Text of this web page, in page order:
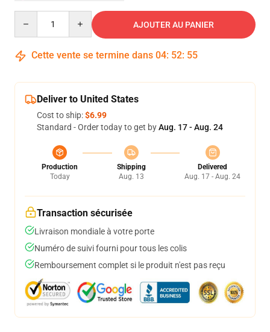
AJOUTER AU PANIER
Cette vente se termine dans 04: 52: 54
Deliver to United States
Cost to ship:$6.99
Standard - Order today to get byAug. 17 - Aug. 24
Production
Today
Shipping
Aug. 13
Delivered
Aug. 17 - Aug. 24
Transaction sécurisée
Livraison mondiale à votre porte
Numéro de suivi fourni pour tous les colis
Remboursement complet si le produit n'est pas reçu